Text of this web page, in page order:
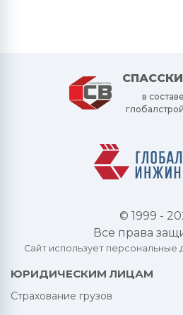
в
© 1999 -
Все права
Сайт использует
ЮРИДИЧЕСКИМ ЛИЦАМ
Страхование грузов